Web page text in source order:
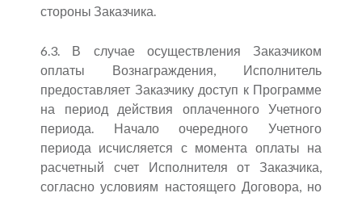
стороны Заказчика.
6.3. В случае осуществления Заказчиком
оплаты Вознаграждения, Исполнитель
предоставляет Заказчику доступ к Программе
на период действия оплаченного Учетного
периода. Начало очередного Учетного
периода исчисляется с момента оплаты на
расчетный счет Исполнителя от Заказчика,
согласно условиям настоящего Договора, но